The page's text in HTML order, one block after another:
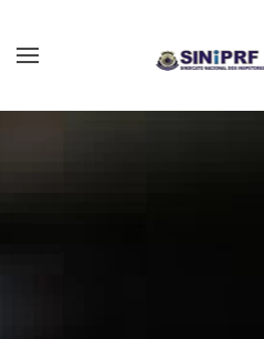
Skip to main content